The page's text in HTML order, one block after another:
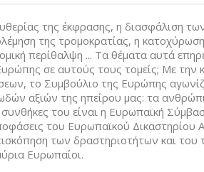
της έκφρασης, η διασφάλιση
της τρομοκρατίας, η
περίθαλψη ... Τα θέματα αυτά
σε αυτούς τους τομείς; Με την
το Συμβούλιο της Ευρώπης
αξιών της ηπείρου μας: τα
του είναι η Ευρωπαϊκή
του Ευρωπαϊκού Δικαστηρίου
των δραστηριοτήτων και του
Ευρωπαίοι.